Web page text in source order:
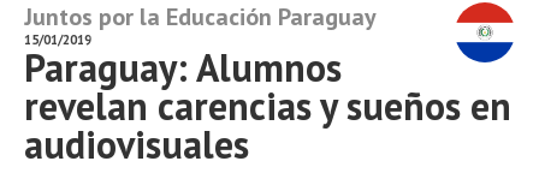
Juntos por la Educación Paraguay
15/01/2019
Paraguay: Alumnos
revelan carencias y sueños en
audiovisuales